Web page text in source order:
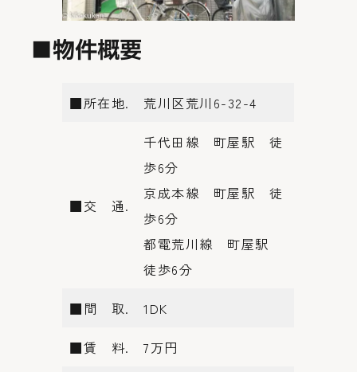
■物件概要
■所在地. 荒川区荒川6-32-4
■交 通.
千代田線 町屋駅 徒
歩6分
京成本線 町屋駅 徒
歩6分
都電荒川線 町屋駅
徒歩6分
■間 取. 1DK
■賃 料. 7万円